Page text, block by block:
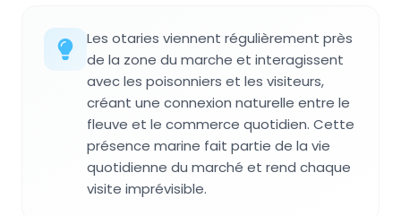
Les otaries viennent régulièrement près
de la zone du marche et interagissent
avec les poisonniers et les visiteurs,
créant une connexion naturelle entre le
fleuve et le commerce quotidien. Cette
présence marine fait partie de la vie
quotidienne du marché et rend chaque
visite imprévisible.